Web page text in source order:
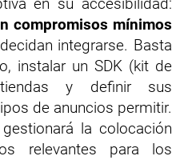
en su accesibilidad:
compromisos mínimos
integrarse. Basta
instalar un SDK (kit de
y definir sus
de anuncios permitir.
la colocación
relevantes para los